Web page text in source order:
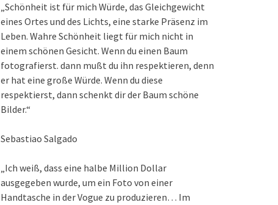
„Schönheit ist für mich Würde, das Gleichgewicht
eines Ortes und des Lichts, eine starke Präsenz im
Leben. Wahre Schönheit liegt für mich nicht in
einem schönen Gesicht. Wenn du einen Baum
fotografierst. dann mußt du ihn respektieren, denn
er hat eine große Würde. Wenn du diese
respektierst, dann schenkt dir der Baum schöne
Bilder.“
Sebastiao Salgado
„Ich weiß, dass eine halbe Million Dollar
ausgegeben wurde, um ein Foto von einer
Handtasche in der Vogue zu produzieren… Im